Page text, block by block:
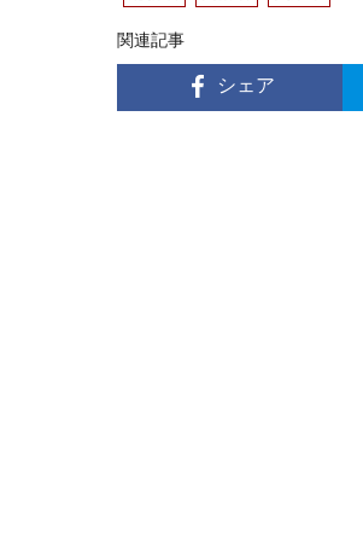
関連記事
シェア